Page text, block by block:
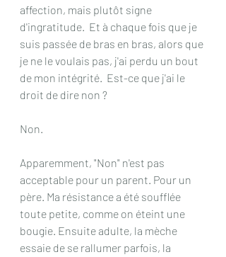
affection, mais plutôt signe
d'ingratitude.  Et à chaque fois que je
suis passée de bras en bras, alors que
je ne le voulais pas, j'ai perdu un bout
de mon intégrité.  Est-ce que j'ai le
droit de dire non ?
Non.
Apparemment, "Non" n'est pas
acceptable pour un parent. Pour un
père. Ma résistance a été soufflée
toute petite, comme on éteint une
bougie. Ensuite adulte, la mèche
essaie de se rallumer parfois, la